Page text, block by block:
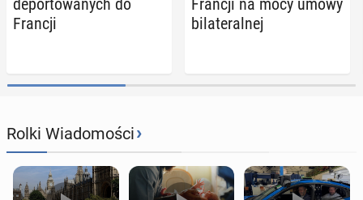
de­por­to­wa­nych do
Francji
Francji na mocy umowy
bi­la­te­ral­nej
Rolki Wiadomości›